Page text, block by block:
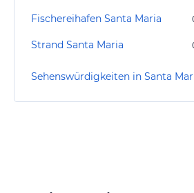
Fischereihafen Santa Maria
Strand Santa Maria
Sehenswürdigkeiten in Santa